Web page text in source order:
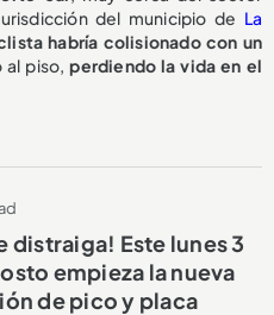
del municipio de La
habría colisionado con un
al piso,perdiendo la vida en el
distraiga! Este lunes 3
empieza la nueva
de pico y placa